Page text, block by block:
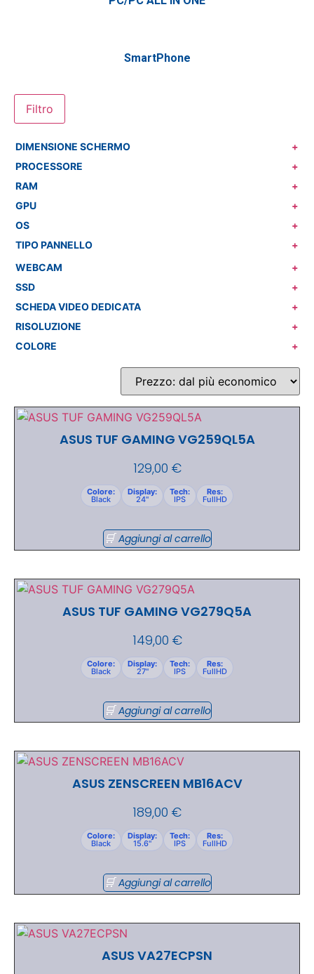
SmartPhone
Filtro
DIMENSIONE SCHERMO
+
PROCESSORE
+
RAM
+
GPU
+
OS
+
TIPO PANNELLO
+
WEBCAM
+
SSD
+
SCHEDA VIDEO DEDICATA
+
RISOLUZIONE
+
COLORE
+
ASUS TUF GAMING VG259QL5A
129,00 €
Colore:
Black
Display:
24"
Tech:
IPS
Res:
FullHD
Aggiungi al carrello
ASUS TUF GAMING VG279Q5A
149,00 €
Colore:
Black
Display:
27"
Tech:
IPS
Res:
FullHD
Aggiungi al carrello
ASUS ZENSCREEN MB16ACV
189,00 €
Colore:
Black
Display:
15.6"
Tech:
IPS
Res:
FullHD
Aggiungi al carrello
ASUS VA27ECPSN